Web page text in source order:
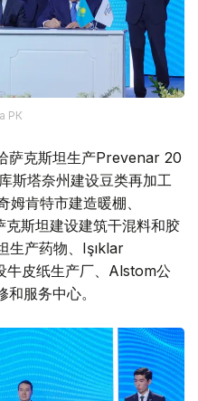
РК
萨克斯坦生产Prevenar 20
斯塔奈州建设豆类再加工
肯特市建造暖棚、
斯坦建设建筑干混料和胶
生产药物、Işıklar
牛皮纸生产厂、Alstom公
服务中心。